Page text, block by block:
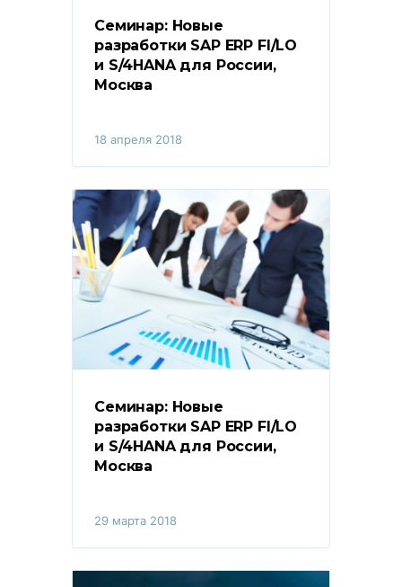
Семинар: Новые
разработки SAP ERP FI/LO
и S/4HANA для России,
Москва
18 апреля 2018
Семинар: Новые
разработки SAP ERP FI/LO
и S/4HANA для России,
Москва
29 марта 2018